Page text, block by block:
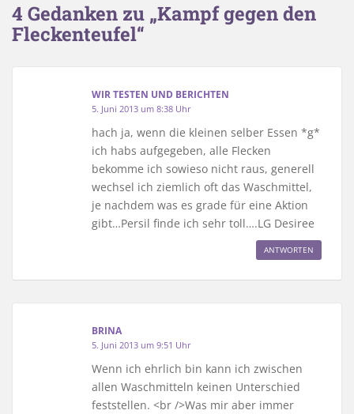
4 Gedanken zu „Kampf gegen den
Fleckenteufel“
WIR TESTEN UND BERICHTEN
5. Juni 2013 um 8:38 Uhr
hach ja, wenn die kleinen selber Essen *g*
ich habs aufgegeben, alle Flecken
bekomme ich sowieso nicht raus, generell
wechsel ich ziemlich oft das Waschmittel,
je nachdem was es grade für eine Aktion
gibt…Persil finde ich sehr toll….LG Desiree
ANTWORTEN
BRINA
5. Juni 2013 um 9:51 Uhr
Wenn ich ehrlich bin kann ich zwischen
allen Waschmitteln keinen Unterschied
feststellen. <br />Was mir aber immer